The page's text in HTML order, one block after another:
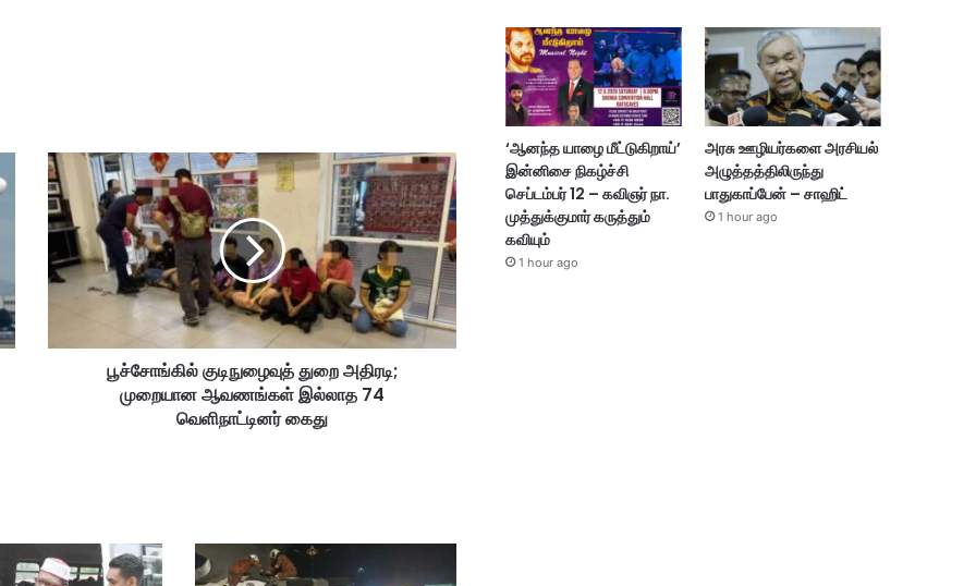
பூ
ச்
சோ
ங்
கி
ல்
நு
;
பூச்சோங்கில் குடிநுழைவுத் துறை அதிரடி;
முறையான ஆவணங்கள் இல்லாத 74
வெளிநாட்டினர் கைது
‘ஆனந்த யாழை மீட்டுகிறாய்’
இன்னிசை நிகழ்ச்சி
செப்டம்பர் 12 – கவிஞர் நா.
முத்துக்குமார் கருத்தும்
கவியும்
1 hour ago
அரசு ஊழியர்களை அரசியல்
அழுத்தத்திலிருந்து
பாதுகாப்பேன் – சாஹிட்
1 hour ago